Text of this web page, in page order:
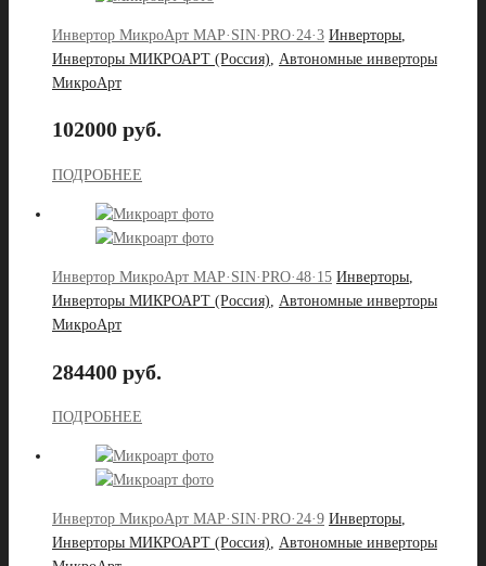
Инвертор МикроАрт MAP·SIN·PRO·24·3 Инверторы
Инверторы МИКРОАРТ (Россия)
Автономные инверторы
МикроАрт
102000 руб.
ПОДРОБНЕЕ
Инвертор МикроАрт MAP·SIN·PRO·48·15 Инверторы,
Инверторы МИКРОАРТ (Россия), Автономные инверторы
МикроАрт
284400 руб.
ПОДРОБНЕЕ
Инвертор МикроАрт MAP·SIN·PRO·24·9 Инверторы,
Инверторы МИКРОАРТ (Россия), Автономные инверторы